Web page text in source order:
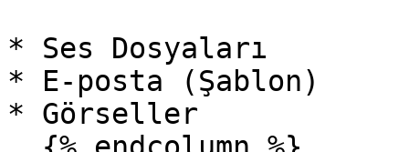
* Ses Dosyaları
* E-posta (Şablon)
* Görseller